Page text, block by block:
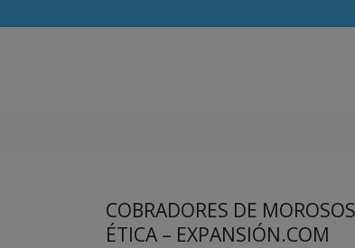
COBRADORES DE
ÉTICA – EXPANSIÓN.COM